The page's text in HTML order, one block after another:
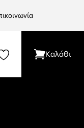
Καλάθι